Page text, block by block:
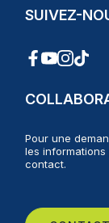
SUIVEZ-
Pour une
les
contact.